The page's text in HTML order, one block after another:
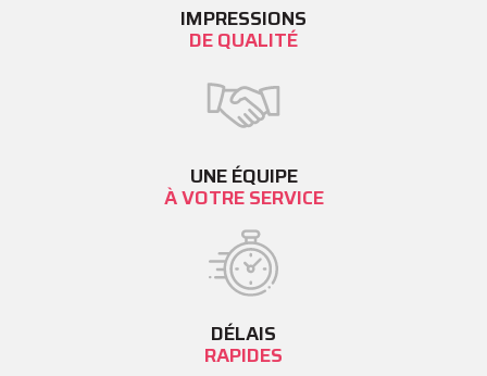
IMPRESSIONS
DE QUALITÉ
UNE ÉQUIPE
À VOTRE SERVICE
DÉLAIS
RAPIDES